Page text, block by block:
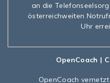
an die
österreichweiten
Uhr
OpenCoach |
OpenCoach vernetzt